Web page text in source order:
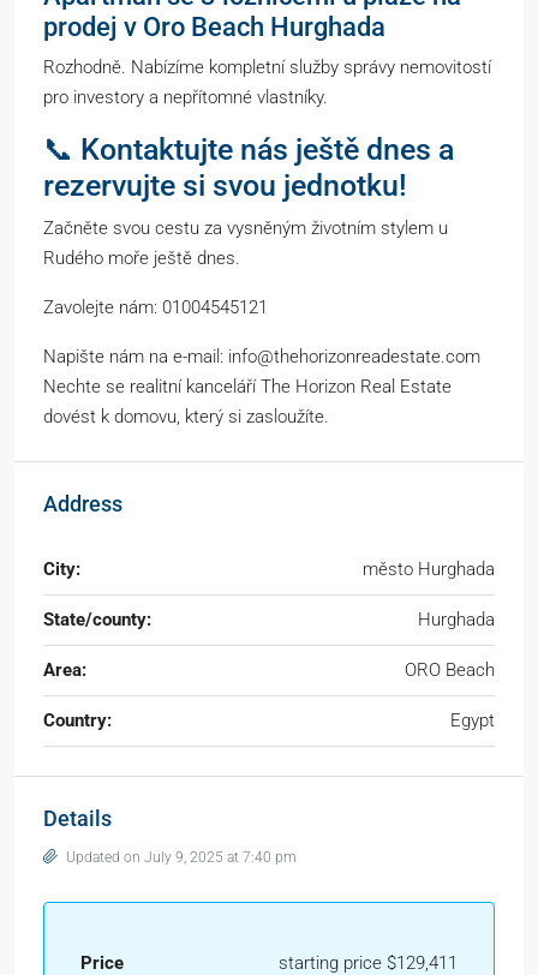
prodej v Oro Beach Hurghada
Rozhodně. Nabízíme kompletní služby správy nemovitostí
pro investory a nepřítomné vlastníky.
📞 Kontaktujte nás ještě dnes a
rezervujte si svou jednotku!
Začněte svou cestu za vysněným životním stylem u
Rudého moře ještě dnes.
Zavolejte nám: 01004545121
Napište nám na e-mail: info@thehorizonreadestate.com
Nechte se realitní kanceláří The Horizon Real Estate
dovést k domovu, který si zasloužíte.
Address
City: město Hurghada
State/county: Hurghada
Area: ORO Beach
Country: Egypt
Details
Updated on July 9, 2025 at 7:40 pm
Price starting price $129,411